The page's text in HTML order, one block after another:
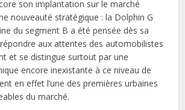
son implantation sur le marché
nouveauté stratégique : la Dolphin G
du segment B a été pensée dès sa
aux attentes des automobilistes
et se distingue surtout par une
encore inexistante à ce niveau de
en effet l’une des premières urbaines
du marché.